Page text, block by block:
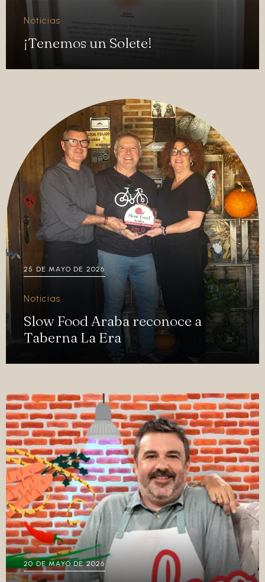
Noticias
¡Tenemos un Solete!
25 DE MAYO DE 2026
Noticias
Slow Food Araba reconoce a
Taberna La Era
20 DE MAYO DE 2026